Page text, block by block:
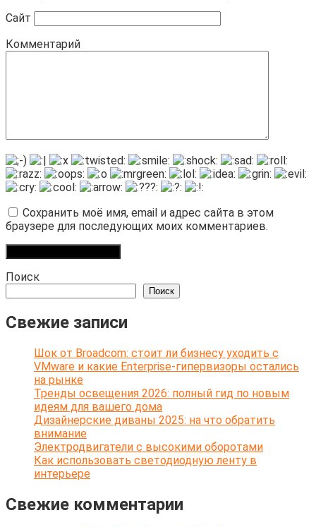
Сайт
Комментарий
Сохранить моё имя, email и адрес сайта в этом
браузере для последующих моих комментариев.
Поиск
Поиск
Свежие записи
Шок от Broadcom: стоит ли бизнесу уходить с
VMware и какие Enterprise-гипервизоры остались
на рынке
Тренды освещения 2026: полный гид по новым
идеям для вашего дома
Дизайнерские диваны 2025: на что обратить
внимание
Электродвигатели с высокими оборотами
Как использовать светодиодную ленту в
интерьере
Свежие комментарии